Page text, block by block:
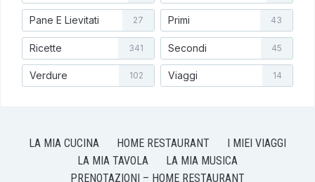
Pane E Lievitati 27 Primi 43
Ricette 341 Secondi 45
Verdure 102 Viaggi 14
LA MIA CUCINA HOME RESTAURANT
I MIEI VIAGGI
LA MIA TAVOLA
LA MIA MUSICA
PRENOTAZIONI – HOME RESTAURANT